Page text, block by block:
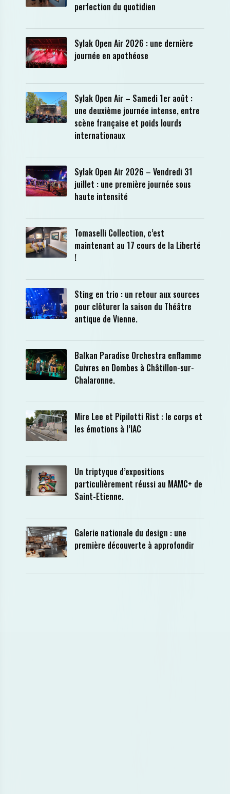
perfection du quotidien
Sylak Open Air 2026 : une dernière
journée en apothéose
Sylak Open Air – Samedi 1er août :
une deuxième journée intense, entre
scène française et poids lourds
internationaux
Sylak Open Air 2026 – Vendredi 31
juillet : une première journée sous
haute intensité
Tomaselli Collection, c’est
maintenant au 17 cours de la Liberté
!
Sting en trio : un retour aux sources
pour clôturer la saison du Théâtre
antique de Vienne.
Balkan Paradise Orchestra enflamme
Cuivres en Dombes à Châtillon-sur-
Chalaronne.
Mire Lee et Pipilotti Rist : le corps et
les émotions à l’IAC
Un triptyque d’expositions
particulièrement réussi au MAMC+ de
Saint-Etienne.
Galerie nationale du design : une
première découverte à approfondir